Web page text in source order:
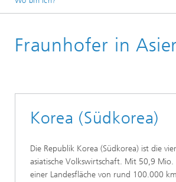
Institute und Einrichtungen
Fraunhofer in
Korea (Südkorea)
Die Republik Korea (Südkorea) ist die
asiatische Volkswirtschaft. Mit 50,9
einer Landesfläche von rund 100.000